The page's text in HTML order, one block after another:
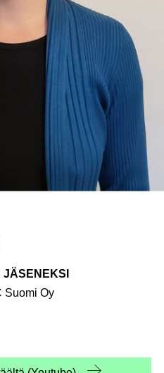
Suomi Oy